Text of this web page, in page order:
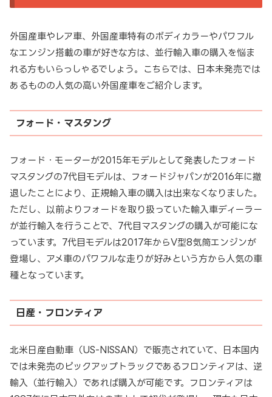
外国産車やレア車、外国産車特有のボディカラーやパワフル
なエンジン搭載の車が好きな方は、並行輸入車の購入を悩ま
れる方もいらっしゃるでしょう。こちらでは、日本未発売では
あるものの人気の高い外国産車をご紹介します。
フォード・マスタング
フォード・モーターが2015年モデルとして発表したフォード
マスタングの7代目モデルは、フォードジャパンが2016年に撤
退したことにより、正規輸入車の購入は出来なくなりました。
ただし、以前よりフォードを取り扱っていた輸入車ディーラー
が並行輸入を行うことで、7代目マスタングの購入が可能にな
っています。7代目モデルは2017年からV型8気筒エンジンが
登場し、アメ車のパワフルな走りが好みという方から人気の車
種となっています。
日産・フロンティア
北米日産自動車（US-NISSAN）で販売されていて、日本国内
では未発売のピックアップトラックであるフロンティアは、逆
輸入（並行輸入）であれば購入が可能です。フロンティアは